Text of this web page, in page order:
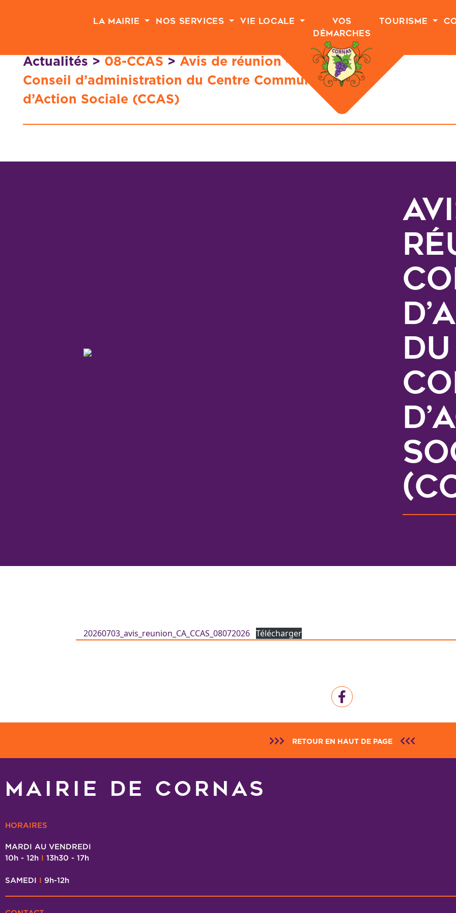
La Mairie Nos Services Vie Locale
Vos
Démarches
Tourisme
Actualités > 08-CCAS > Avis de réunion –
Conseil d’administration du Centre Communal
d’Action Sociale (CCAS)
20260703_avis_reunion_CA_CCAS_08072026 Télécharger
RETOUR EN HAUT DE PAGE
MAIRIE DE CORNAS
HORAIRES
MARDI AU VENDREDI
10h - 12h I 13h30 - 17h
SAMEDI I 9h-12h